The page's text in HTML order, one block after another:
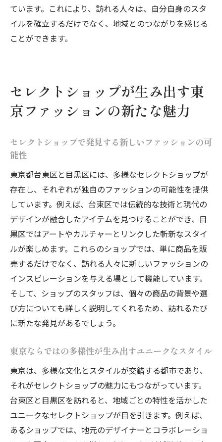
ています。これにより、訪れる人々は、自分自身のスタ
イルを確立するだけでなく、地域とのつながりを感じる
ことができます。
セレクトショップが生み出す東
京ファッションの新たな魅力
セレクトショップで発見する新しいファッションの可
能性
東京都台東区と目黒区には、多様なセレクトショップが
存在し、それぞれが独自のファッションの可能性を提供
しています。例えば、台東区では伝統的な技術と現代の
デザインが融合したアイテムを見つけることができ、目
黒区ではアートやカルチャーとリンクした斬新なスタイ
ルが楽しめます。これらのショップでは、単に商品を販
売するだけでなく、訪れる人々に新しいファッションの
インスピレーションを与える場として機能しています。
そして、ショップのスタッフは、個々の商品の背景や選
び方についても詳しく説明してくれるため、訪れるたび
に新たな発見があるでしょう。
東京ならではの多様性が生み出すユニークなスタイル
東京は、多様な文化とスタイルが交錯する都市であり、
それがセレクトショップの魅力にもつながっています。
台東区と目黒区を訪れると、地域ごとの特性を活かした
ユニークなセレクトショップが目を引きます。例えば、
あるショップでは、地元のデザイナーとコラボレーショ